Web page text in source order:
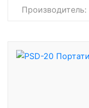
Производитель: